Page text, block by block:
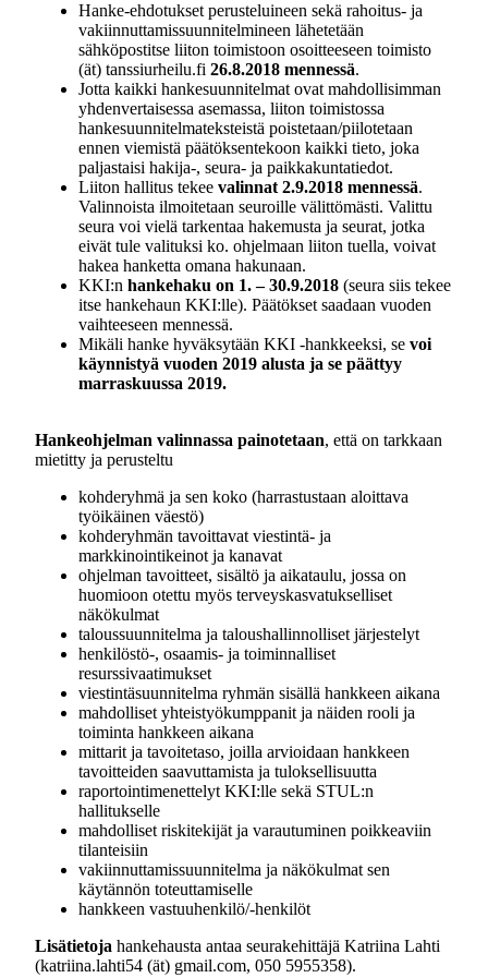
Hanke-ehdotukset perusteluineen sekä rahoitus- ja
vakiinnuttamissuunnitelmineen lähetetään
sähköpostitse liiton toimistoon osoitteeseen toimisto
(ät) tanssiurheilu.fi 26.8.2018 mennessä.
Jotta kaikki hankesuunnitelmat ovat mahdollisimman
yhdenvertaisessa asemassa, liiton toimistossa
hankesuunnitelmateksteistä poistetaan/piilotetaan
ennen viemistä päätöksentekoon kaikki tieto, joka
paljastaisi hakija-, seura- ja paikkakuntatiedot.
Liiton hallitus tekee valinnat 2.9.2018 mennessä.
Valinnoista ilmoitetaan seuroille välittömästi. Valittu
seura voi vielä tarkentaa hakemusta ja seurat, jotka
eivät tule valituksi ko. ohjelmaan liiton tuella, voivat
hakea hanketta omana hakunaan.
KKI:n hankehaku on 1. – 30.9.2018 (seura siis tekee
itse hankehaun KKI:lle). Päätökset saadaan vuoden
vaihteeseen mennessä.
Mikäli hanke hyväksytään KKI -hankkeeksi, se voi
käynnistyä vuoden 2019 alusta ja se päättyy
marraskuussa 2019.
Hankeohjelman valinnassa painotetaan, että on tarkkaan
mietitty ja perusteltu
kohderyhmä ja sen koko (harrastustaan aloittava
työikäinen väestö)
kohderyhmän tavoittavat viestintä- ja
markkinointikeinot ja kanavat
ohjelman tavoitteet, sisältö ja aikataulu, jossa on
huomioon otettu myös terveyskasvatukselliset
näkökulmat
taloussuunnitelma ja taloushallinnolliset järjestelyt
henkilöstö-, osaamis- ja toiminnalliset
resurssivaatimukset
viestintäsuunnitelma ryhmän sisällä hankkeen aikana
mahdolliset yhteistyökumppanit ja näiden rooli ja
toiminta hankkeen aikana
mittarit ja tavoitetaso, joilla arvioidaan hankkeen
tavoitteiden saavuttamista ja tuloksellisuutta
raportointimenettelyt KKI:lle sekä STUL:n
hallitukselle
mahdolliset riskitekijät ja varautuminen poikkeaviin
tilanteisiin
vakiinnuttamissuunnitelma ja näkökulmat sen
käytännön toteuttamiselle
hankkeen vastuuhenkilö/-henkilöt
Lisätietoja hankehausta antaa seurakehittäjä Katriina Lahti
(katriina.lahti54 (ät) gmail.com, 050 5955358).